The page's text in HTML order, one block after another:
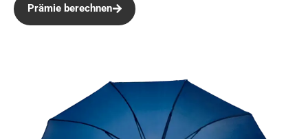
Prämie berechnen